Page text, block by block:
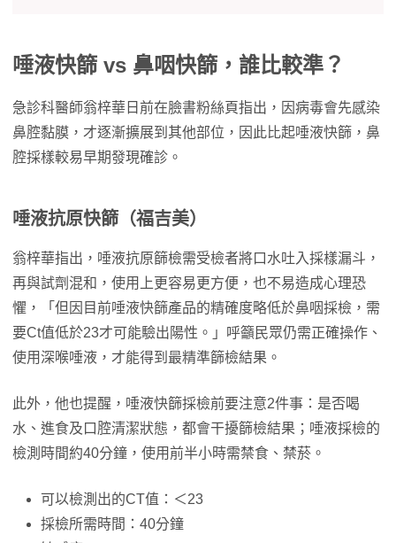
唾液快篩 vs 鼻咽快篩，誰比較準？
急診科醫師翁梓華日前在臉書粉絲頁指出，因病毒會先感染
鼻腔黏膜，才逐漸擴展到其他部位，因此比起唾液快篩，鼻
腔採樣較易早期發現確診。
唾液抗原快篩（福吉美）
翁梓華指出，唾液抗原篩檢需受檢者將口水吐入採樣漏斗，
再與試劑混和，使用上更容易更方便，也不易造成心理恐
懼，「但因目前唾液快篩產品的精確度略低於鼻咽採檢，需
要Ct值低於23才可能驗出陽性。」呼籲民眾仍需正確操作、
使用深喉唾液，才能得到最精準篩檢結果。
此外，他也提醒，唾液快篩採檢前要注意2件事：是否喝
水、進食及口腔清潔狀態，都會干擾篩檢結果；唾液採檢的
檢測時間約40分鐘，使用前半小時需禁食、禁菸。
可以檢測出的CT值：＜23
採檢所需時間：40分鐘